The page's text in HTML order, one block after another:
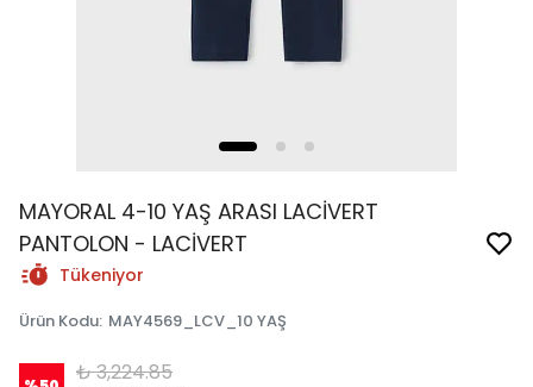
MAYORAL 4-10 YAŞ ARASI LACİVERT
PANTOLON - LACİVERT
Tükeniyor
Ürün Kodu: MAY4569_LCV_10 YAŞ
₺ 3,224.85